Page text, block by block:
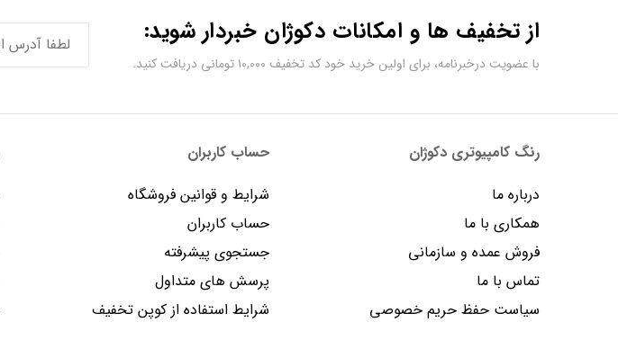
از تخفیف ها و امکانات دکوژان خبردار شوید:
با عضویت درخبرنامه، برای اولین خرید خود کد تخفیف ۱۰,۰۰۰ تومانی دریافت کنید.
رنگ کامپیوتری دکوژان
درباره ما
همکاری با ما
فروش عمده و سازمانی
تماس با ما
سیاست حفظ حریم خصوصی
حساب کاربران
شرایط و قوانین فروشگاه
حساب کاربران
جستجوی پیشرفته
پرسش های متداول
شرایط استفاده از کوپن تخفیف